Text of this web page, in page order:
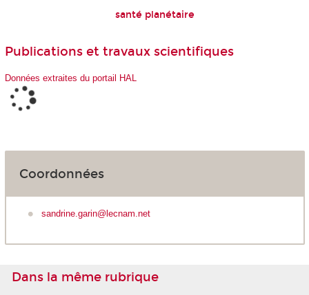
santé planétaire
Publications et travaux scientifiques
Données extraites du portail HAL
Coordonnées
sandrine.garin@lecnam.net
Dans la même rubrique